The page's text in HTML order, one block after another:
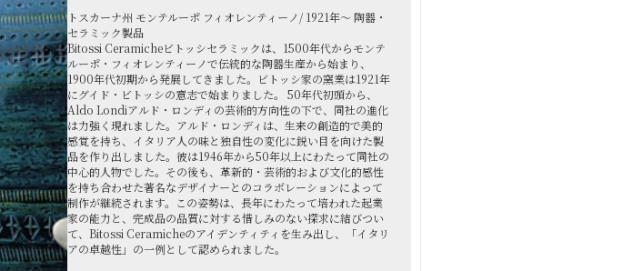
トスカーナ州 モンテルーポ フィオレンティーノ/ 1921年～ 陶器・
セラミック製品
Bitossi Ceramicheビトッシセラミックは、1500年代からモンテ
ルーポ・フィオレンティーノで伝統的な陶器生産から始まり、
1900年代初期から発展してきました。ビトッシ家の窯業は1921年
にグイド・ビトッシの意志で始まりました。 50年代初頭から、
Aldo Londiアルド・ロンディの芸術的方向性の下で、同社の進化
は力強く現れました。アルド・ロンディは、生来の創造的で美的
感覚を持ち、イタリア人の味と独自性の変化に鋭い目を向けた製
品を作り出しました。彼は1946年から50年以上にわたって同社の
中心的人物でした。その後も、革新的・芸術的および文化的感性
を持ち合わせた著名なデザイナーとのコラボレーションによって
制作が継続されます。この姿勢は、長年にわたって培われた起業
家の能力と、完成品の品質に対する惜しみのない探求に結びつい
て、Bitossi Ceramicheのアイデンティティを生み出し、「イタリ
アの卓越性」の一例として認められました。